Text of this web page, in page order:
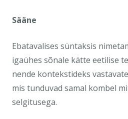
Sääne
Ebatavalises süntaksis
igaühes sõnale kätte eetilise
nende kontekstideks
mis tunduvad samal kombel
selgitusega.